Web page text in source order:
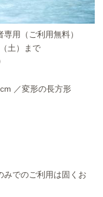
用（ご利用無料）
土）まで
／変形の長方形
でのご利用は固くお